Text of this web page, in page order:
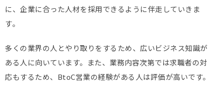
に、企業に合った人材を採用できるように伴走していきま
す。
多くの業界の人とやり取りをするため、広いビジネス知識が
ある人に向いています。また、業務内容次第では求職者の対
応もするため、BtoC営業の経験がある人は評価が高いです。